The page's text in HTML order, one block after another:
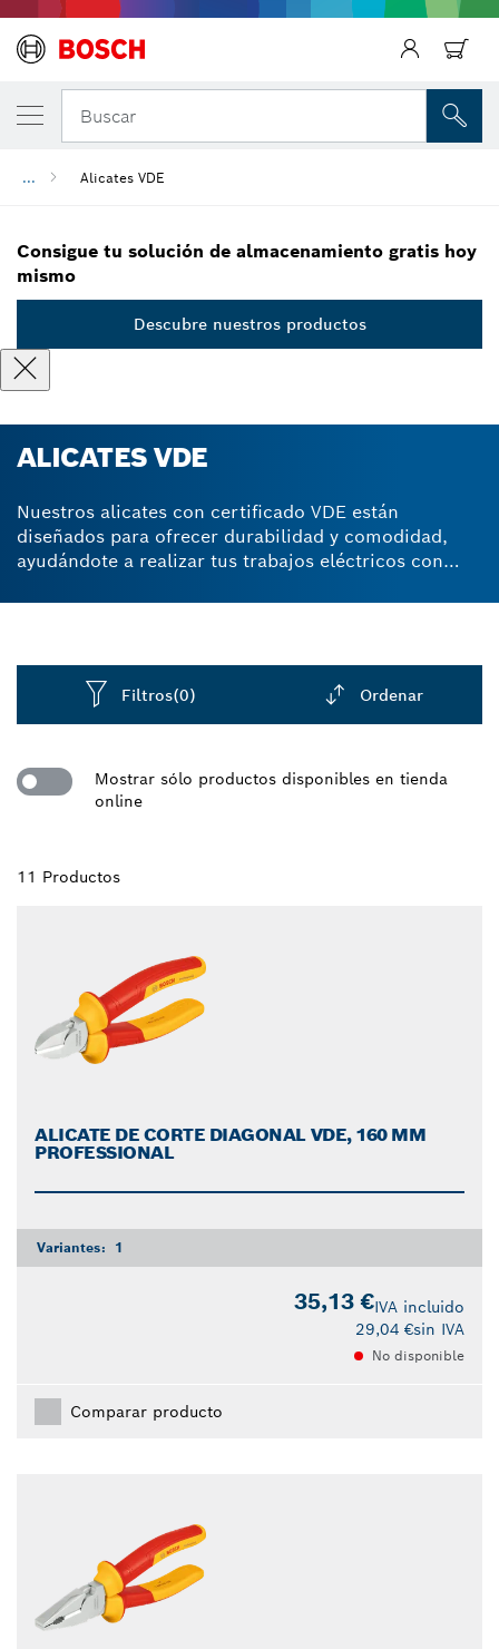
Buscar
... Alicates VDE
Consigue tu solución de almacenamiento gratis hoy
mismo
Descubre nuestros productos
ALICATES VDE
Nuestros alicates con certificado VDE están
diseñados para ofrecer durabilidad y comodidad,
ayudándote a realizar tus trabajos eléctricos con
Filtros(0) Ordenar
Mostrar sólo productos disponibles en tienda
online
11 Productos
ALICATE DE CORTE DIAGONAL VDE, 160 MM
PROFESSIONAL
Variantes: 1
35,13 €IVA incluido
29,04 €sin IVA
No disponible
Comparar producto